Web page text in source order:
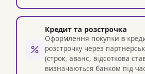
Кредит та розстрочка
Оформлення покупки в
розстрочку через
(строк, аванс, відсоткова
визначаються банком під